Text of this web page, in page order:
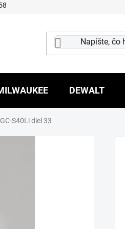
DEWALT
S40Li diel 33